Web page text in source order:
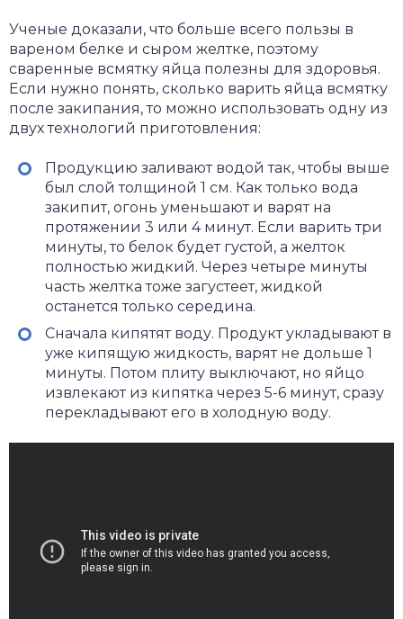
Ученые доказали, что больше всего пользы в
вареном белке и сыром желтке, поэтому
сваренные всмятку яйца полезны для здоровья.
Если нужно понять, сколько варить яйца всмятку
после закипания, то можно использовать одну из
двух технологий приготовления:
Продукцию заливают водой так, чтобы выше
был слой толщиной 1 см. Как только вода
закипит, огонь уменьшают и варят на
протяжении 3 или 4 минут. Если варить три
минуты, то белок будет густой, а желток
полностью жидкий. Через четыре минуты
часть желтка тоже загустеет, жидкой
останется только середина.
Сначала кипятят воду. Продукт укладывают в
уже кипящую жидкость, варят не дольше 1
минуты. Потом плиту выключают, но яйцо
извлекают из кипятка через 5-6 минут, сразу
перекладывают его в холодную воду.